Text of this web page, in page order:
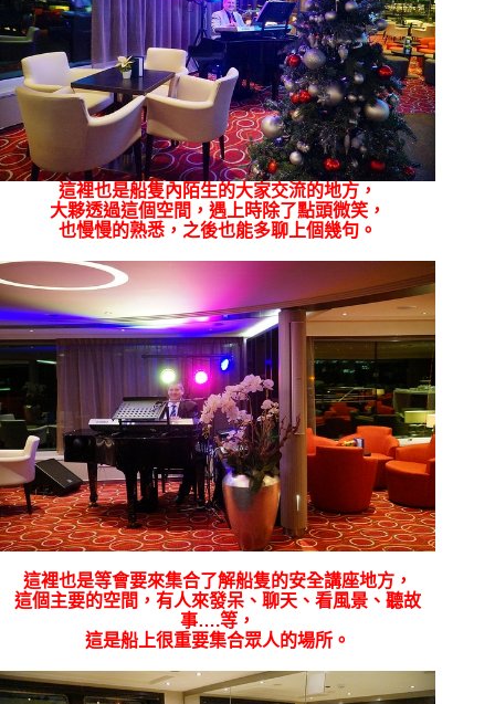
這裡也是船隻內陌生的大家交流的地方，
大夥透過這個空間，遇上時除了點頭微笑，
也慢慢的熟悉，之後也能多聊上個幾句。
這裡也是等會要來集合了解船隻的安全講座地方，
這個主要的空間，有人來發呆、聊天、看風景、聽故
事….等，
這是船上很重要集合眾人的場所。